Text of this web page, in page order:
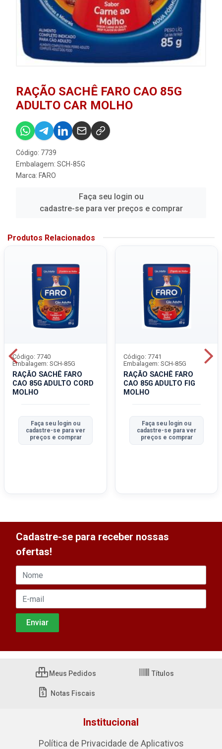
RAÇÃO SACHÊ FARO CAO 85G
ADULTO CAR MOLHO
Código: 7739
Embalagem: SCH-85G
Marca: FARO
Faça seu login ou
cadastre-se para ver preços e comprar
Produtos Relacionados
RAÇÃO SACHÊ FARO
CAO 85G ADULTO CORD
MOLHO
Código: 7740
Embalagem: SCH-85G
Faça seu login ou
cadastre-se para ver
preços e comprar
RAÇÃO SACHÊ FARO
CAO 85G ADULTO FIG
MOLHO
Código: 7741
Embalagem: SCH-85G
Faça seu login ou
cadastre-se para ver
preços e comprar
Cadastre-se para receber nossas
ofertas!
Meus Pedidos Títulos
Notas Fiscais
Institucional
Política de Privacidade de Aplicativos